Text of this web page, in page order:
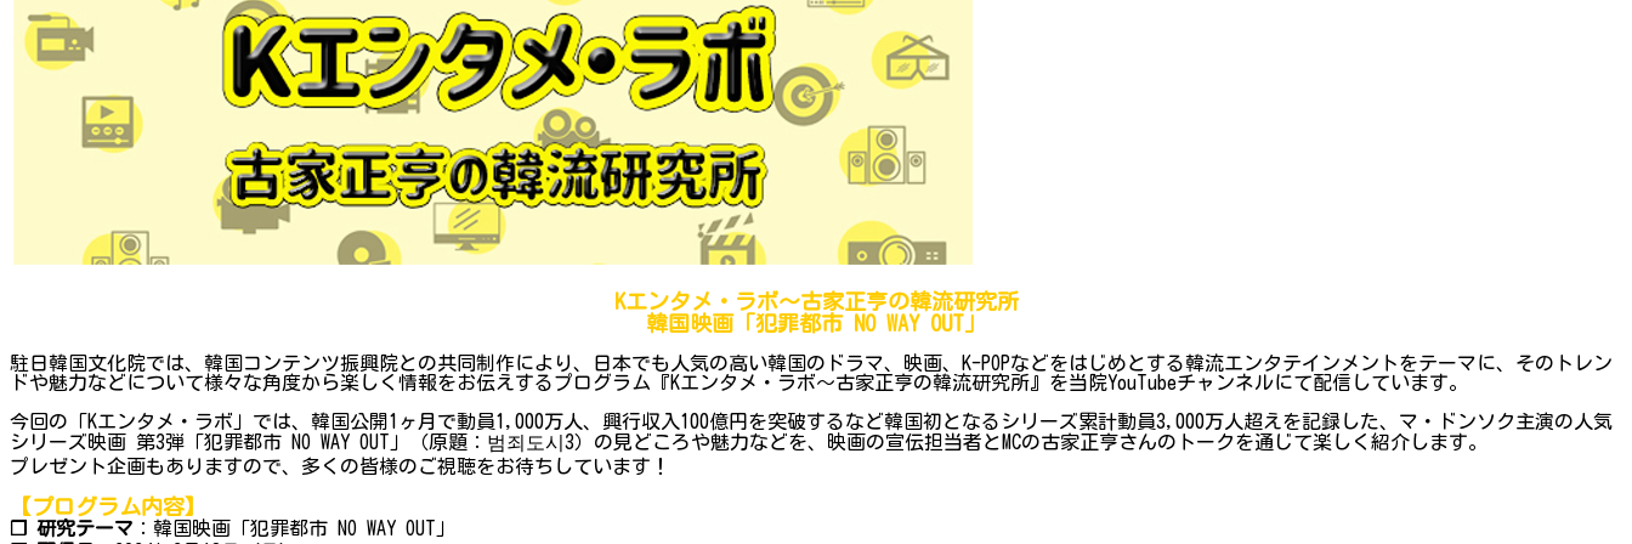
Kエンタメ・ラボ～古家正亨の韓流研究所
韓国映画「犯罪都市 NO WAY OUT」
駐日韓国文化院では、韓国コンテンツ振興院との共同制作により、日本でも人気の高い韓国のドラマ、映画、K-POPなどをはじめとする韓流エンタテインメントをテーマに、そのトレン
ドや魅力などについて様々な角度から楽しく情報をお伝えするプログラム『Kエンタメ・ラボ～古家正亨の韓流研究所』を当院YouTubeチャンネルにて配信しています。
今回の「Kエンタメ・ラボ」では、韓国公開1ヶ月で動員1,000万人、興行収入100億円を突破するなど韓国初となるシリーズ累計動員3,000万人超えを記録した、マ・ドンソク主演の人気
シリーズ映画 第3弾「犯罪都市 NO WAY OUT」（原題：범죄도시3）の見どころや魅力などを、映画の宣伝担当者とMCの古家正亨さんのトークを通じて楽しく紹介します。
プレゼント企画もありますので、多くの皆様のご視聴をお待ちしています！
【プログラム内容】
❐ 研究テーマ ：韓国映画「犯罪都市 NO WAY OUT」